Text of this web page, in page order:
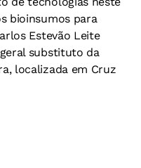
bioinsumos para
Estevão Leite
substituto da
localizada em Cruz